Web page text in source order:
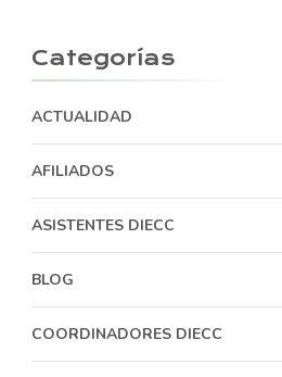
Categorías
ACTUALIDAD
AFILIADOS
ASISTENTES DIECC
BLOG
COORDINADORES DIECC